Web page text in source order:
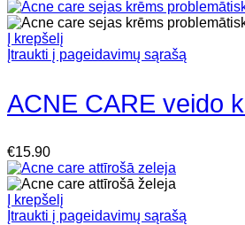
Į krepšelį
Įtraukti į pageidavimų sąrašą
ACNE CARE veido
€15.90
Į krepšelį
Įtraukti į pageidavimų sąrašą